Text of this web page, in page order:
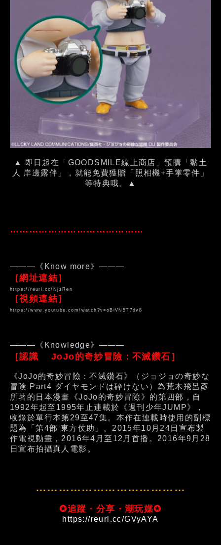
▲ 即日起在「GOODSMILE線上商店」預購「黏土
人 岸邊露伴」，就能免費獲贈「照相機+手掌零件」
等特典哦。▲
……………………………………
———《Know more》———
［網址連結］
https://reurl.cc/NjzRen
［視頻連結］
https://www.youtube.com/watch?v=oBiVN5T7dv8
———《Knowledge》———
［認識 JoJo的奇妙冒險：不滅鑽石］
《JoJo的奇妙冒險：不滅鑽石》（ジョジョの奇妙な
冒険 Part4 ダイヤモンドは砕けない）為荒木飛呂彥
所著的日本漫畫《JoJo的奇妙冒險》的第四部，自
1992年起至1995年止連載於《週刊少年JUMP》，
收錄於單行本第29至47集。本作在連載時使用的副標
題為「第4部 東方仗助」。2015年10月24日宣布製
作電視動畫，2016年4月至12月首播。2016年9月28
日宣布拍攝真人電影。
…………………………………
✪追蹤・分享・潮玩媒✪
https://reurl.cc/GVyAYA